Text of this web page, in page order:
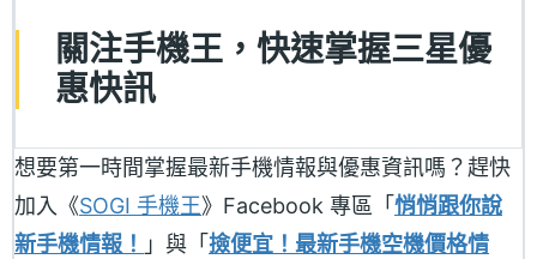
關注手機王，快速掌握三星優
惠快訊
想要第一時間掌握最新手機情報與優惠資訊嗎？趕快
加入《SOGI 手機王》Facebook 專區「 悄悄跟你說
新手機情報！ 」與「 撿便宜！最新手機空機價格情